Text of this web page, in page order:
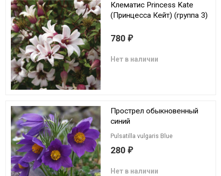
Клематис Princess Kate
(Принцесса Кейт) (группа 3)
780 ₽
Нет в наличии
Прострел обыкновенный
синий
Pulsatilla vulgaris Blue
280 ₽
Нет в наличии